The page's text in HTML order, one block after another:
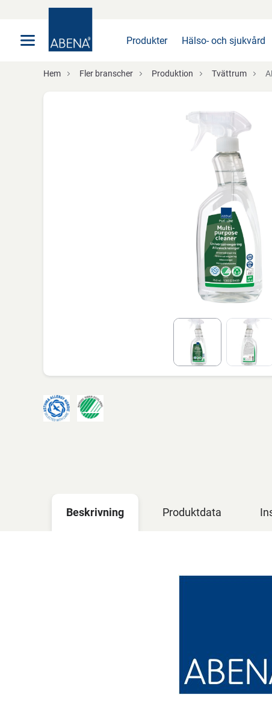
Produkter Hälso- och sjukvård
Hem Fler branscher Produktion Tvättrum
Beskrivning Produktdata
Beskrivning